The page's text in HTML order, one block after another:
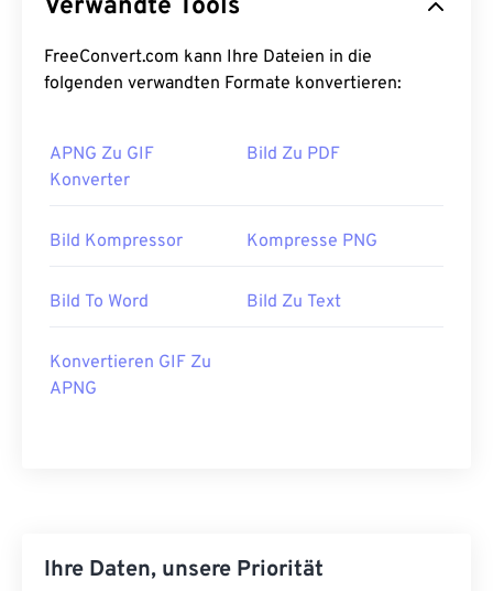
Verwandte Tools
FreeConvert.com kann Ihre Dateien in die
folgenden verwandten Formate konvertieren:
APNG Zu GIF
Konverter
Bild Zu PDF
Bild Kompressor Kompresse PNG
Bild To Word Bild Zu Text
Konvertieren GIF Zu
APNG
Ihre Daten, unsere Priorität